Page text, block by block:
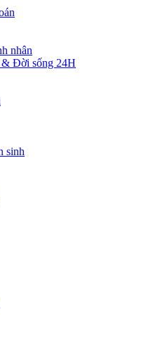
nhân
& Đời sống 24H
sinh